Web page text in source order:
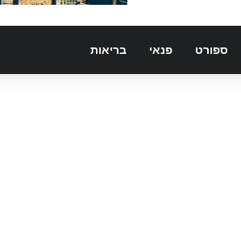
ספורט פנאי בריאות